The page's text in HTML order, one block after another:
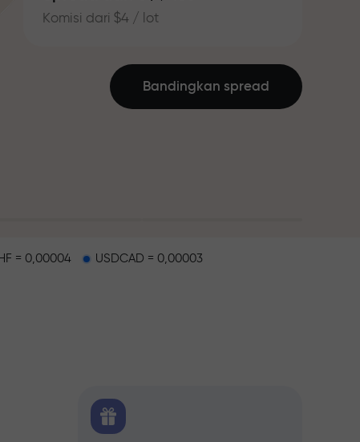
Komisi dari $4 / lot
Bandingkan spread
= 0,00004 USDCAD = 0,00003